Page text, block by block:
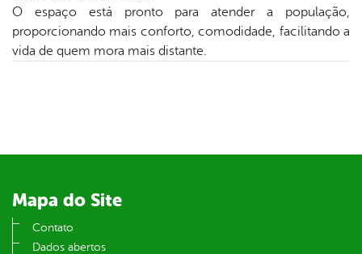
O espaço está pronto para atender a população,
proporcionando mais conforto, comodidade, facilitando a
vida de quem mora mais distante.
Mapa do Site
Contato
Dados abertos